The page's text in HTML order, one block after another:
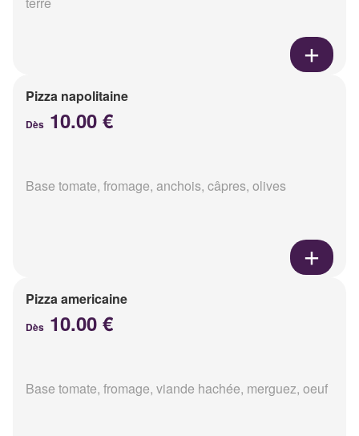
Pizza napolitaine
Dès 10.00 €
Base tomate, fromage, anchois, câpres, olives
Pizza americaine
Dès 10.00 €
Base tomate, fromage, viande hachée, merguez, oeuf